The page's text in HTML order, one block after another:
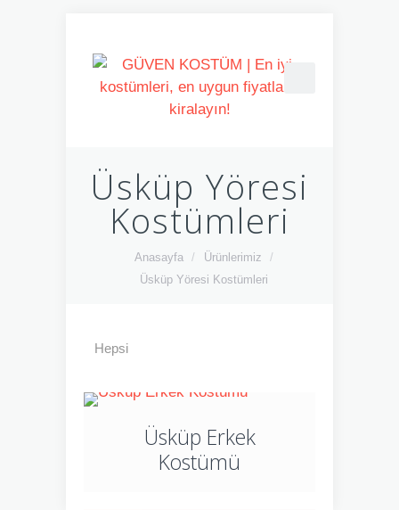
Üsküp Yöresi
Kostümleri
Anasayfa / Ürünlerimiz
/
Üsküp Yöresi Kostümleri
Hepsi
Üsküp Erkek
Kostümü